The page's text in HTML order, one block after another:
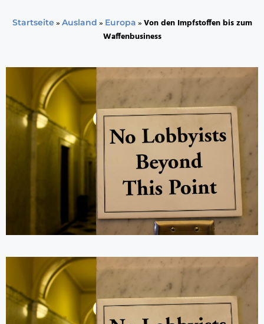
Startseite » Ausland » Europa »Von den Impfstoffen bis zum
Waffenbusiness